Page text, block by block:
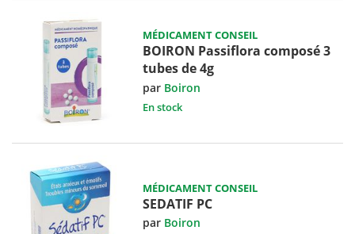
MÉDICAMENT CONSEIL
BOIRON Passiflora composé 3
tubes de 4g
par Boiron
En stock
MÉDICAMENT CONSEIL
SEDATIF PC
par Boiron